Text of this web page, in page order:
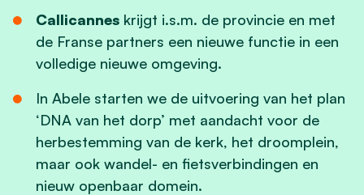
Callicanneskrijgt i.s.m. de provincie en met
de Franse partners een nieuwe functie in een
volledige nieuwe omgeving.
In Abele starten we de uitvoering van het plan
‘DNA van het dorp’ met aandacht voor de
herbestemming van de kerk, het droomplein,
maar ook wandel- en fietsverbindingen en
nieuw openbaar domein.